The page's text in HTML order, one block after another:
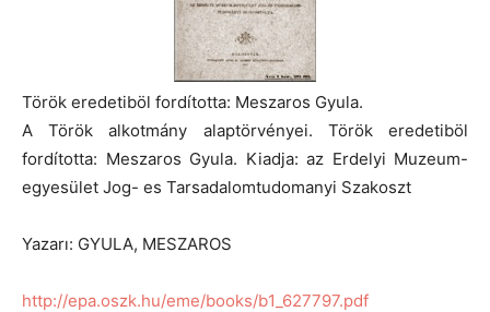
Török eredetiböl fordította: Meszaros Gyula.
A Török alkotmány alaptörvényei. Török eredetiböl
fordította: Meszaros Gyula. Kiadja: az Erdelyi Muzeum-
egyesület Jog- es Tarsadalomtudomanyi Szakoszt
Yazarı: GYULA, MESZAROS
http://epa.oszk.hu/eme/books/b1_627797.pdf